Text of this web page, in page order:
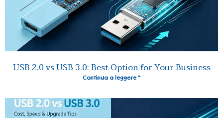
USB 2.0 vs USB 3.0: Best Option for Your Business
Continua a leggere "